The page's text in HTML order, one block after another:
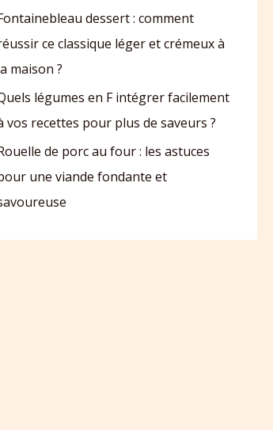
dessert : comment
ce classique léger et crémeux à
maison ?
légumes en F intégrer facilement
vos recettes pour plus de saveurs ?
de porc au four : les astuces
une viande fondante et